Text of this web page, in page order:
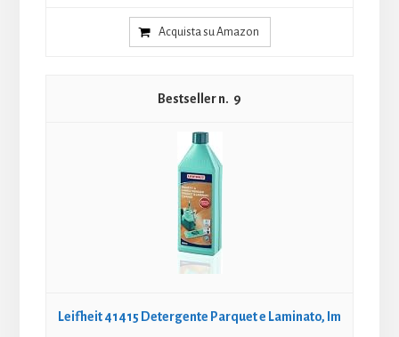
Acquista su Amazon
9
Leifheit 41415 Detergente Parquet e Laminato, Im